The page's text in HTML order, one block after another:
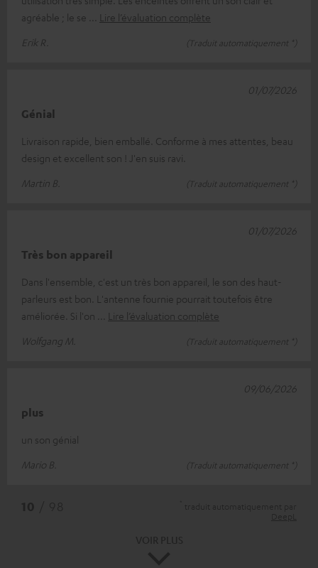
agréable ; le se
Lire l’évaluation complète
Erik R.
(Traduit automatiquement *)
Génial
Livraison rapide, bien emballé. Conforme à mes attentes, beau
design et excellent son ! J'en suis ravi.
Martin B.
(Traduit automatiquement *)
01/07/2026
Très bon appareil
Dans l'ensemble, c'est un très bon appareil, le son des haut-
parleurs est bon. L'antenne fournie pourrait toutefois être
améliorée. Si l'on
Lire l’évaluation complète
Wolfgang M.
(Traduit automatiquement *)
01/07/2026
plus
un son génial
Mario B.
(Traduit automatiquement *)
09/06/2026